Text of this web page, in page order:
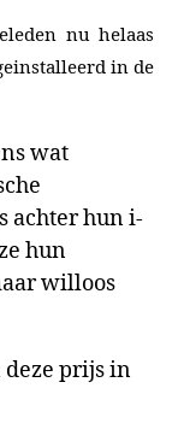
nu helaas
in de
wat
achter hun i-
hun
willoos
deze prijs in